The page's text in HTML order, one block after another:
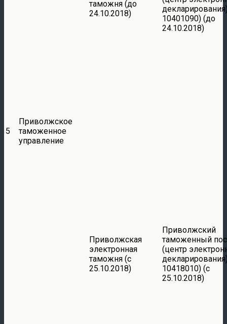
5
Приволжское
таможенное
управление
таможня (до
24.10.2018)
10401090) (до
24.10.2018)
Приволжская
электронная
таможня (с
25.10.2018)
Приволжский
таможенный
(центр
10418010) (с
25.10.2018)